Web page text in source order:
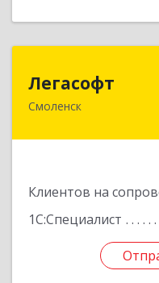
Легасофт
Смоленск
Клиентов на
1С:Специалист
214018,